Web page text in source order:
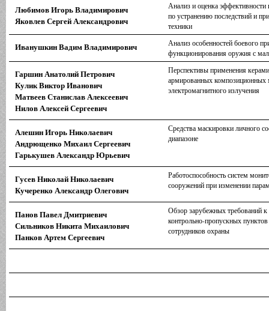
Любимов Игорь Владимирович
Яковлев Сергей Александрович
Анализ и оценка эффективности
по устранению последствий и
техники
Иванушкин Вадим Владимирович
Анализ особенностей боевого
функционирования оружия с
Гаршин Анатолий Петрович
Кулик Виктор Иванович
Матвеев Станислав Алексеевич
Нилов Алексей Сергеевич
Перспективы применения
армированных композиционных
электромагнитного излучения
Алешин Игорь Николаевич
Андрющенко Михаил Сергеевич
Гарькушев Александр Юрьевич
Средства маскировки личного
диапазоне
Гусев Николай Николаевич
Кучеренко Александр Олегович
Работоспособность систем
сооружений при изменении
Панов Павел Дмитриевич
Сильников Никита Михаилович
Панков Артем Сергеевич
Обзор зарубежных требований к
контрольно-пропускных
сотрудников охраны